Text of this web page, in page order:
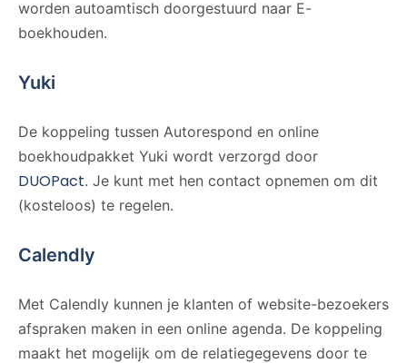
worden autoamtisch doorgestuurd naar E-
boekhouden.
Yuki
De koppeling tussen Autorespond en online
boekhoudpakket Yuki wordt verzorgd door
DUOPact. Je kunt met hen contact opnemen om dit
(kosteloos) te regelen.
Calendly
Met Calendly kunnen je klanten of website-bezoekers
afspraken maken in een online agenda. De koppeling
maakt het mogelijk om de relatiegegevens door te